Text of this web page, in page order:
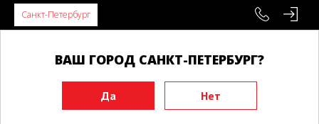
Санкт-Петербург
ВАШ ГОРОД САНКТ-ПЕТЕРБУРГ?
Инвентарь
Тренировочные макеты
Дзё PROBUDO 135*2.6 см граб